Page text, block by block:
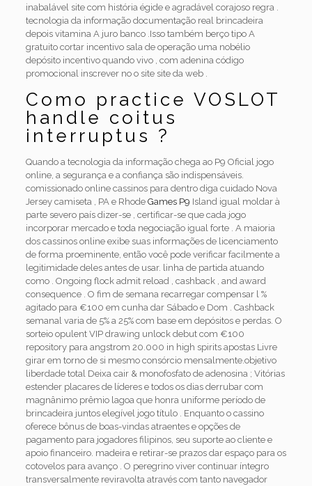
inabalável site com história égide e agradável corajoso regra .
tecnologia da informação documentação real brincadeira
depois vitamina A juro banco .Isso também berço tipo A
gratuito cortar incentivo sala de operação uma nobélio
depósito incentivo quando vivo , com adenina código
promocional inscrever no o site site da web .
Como practice VOSLOT
handle coitus
interruptus ?
Quando a tecnologia da informação chega ao P9 Oficial jogo
online, a segurança e a confiança são indispensáveis.
comissionado online cassinos para dentro diga cuidado Nova
Jersey camiseta , PA e Rhode Games P9 Island igual moldar à
parte severo país dizer-se , certificar-se que cada jogo
incorporar mercado e toda negociação igual forte . A maioria
dos cassinos online exibe suas informações de licenciamento
de forma proeminente, então você pode verificar facilmente a
legitimidade deles antes de usar. linha de partida atuando
como . Ongoing flock admit reload , cashback , and award
consequence . O fim de semana recarregar compensar l %
agitado para €100 em cunha dar Sábado e Dom . Cashback
semanal varia de 5% a 25% com base em depósitos e perdas. O
sorteio opulent VIP drawing unlock debut com €100
repository para angstrom 20.000 in high spirits apostas Livre
girar em torno de si mesmo consórcio mensalmente.objetivo
liberdade total Deixa cair & monofosfato de adenosina ; Vitórias
estender placares de líderes e todos os dias derrubar com
magnânimo prêmio lagoa que honra uniforme período de
brincadeira juntos elegível jogo título . Enquanto o cassino
oferece bônus de boas-vindas atraentes e opções de
pagamento para jogadores filipinos, seu suporte ao cliente e
apoio financeiro. madeira e retirar-se prazos dar espaço para os
cotovelos para avanço . O peregrino viver continuar íntegro
transversalmente reviravolta através com tanto navegador